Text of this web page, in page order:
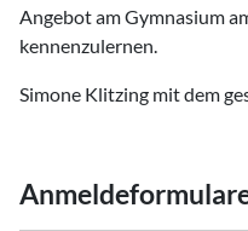
Angebot am Gymnasium
kennenzulernen.
Simone Klitzing mit dem